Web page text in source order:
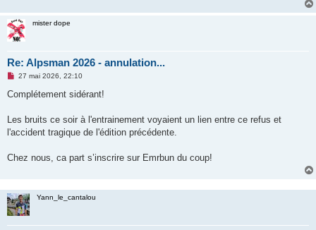
mister dope
Re: Alpsman 2026 - annulation...
M
s
g
n
l
27 mai 2026, 22:10
Complétement sidérant!
Les bruits ce soir à l'entrainement voyaient un lien entre ce refus et
l'accident tragique de l'édition précédente.
Chez nous, ca part s’inscrire sur Emrbun du coup!
Yann_le_cantalou